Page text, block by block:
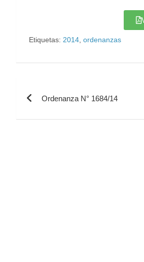
Etiquetas: 2014, ordenanzas
Ordenanza N° 1684/14